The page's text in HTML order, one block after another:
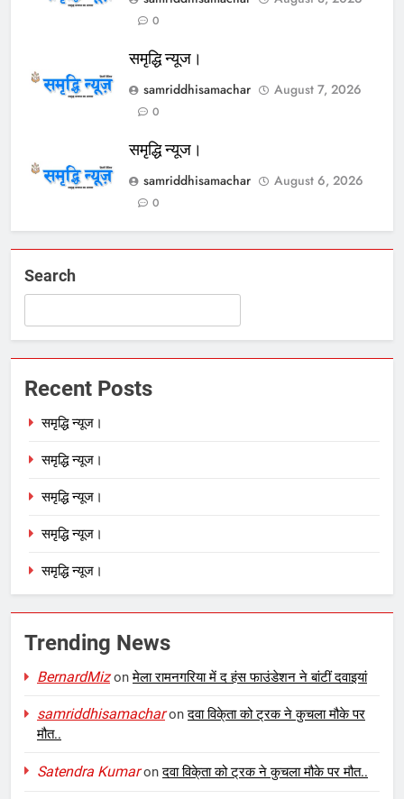
0
समृद्धि न्यूज।
samriddhisamachar
August 7, 2026
0
समृद्धि न्यूज।
samriddhisamachar
August 6, 2026
0
Search
Recent Posts
समृद्धि न्यूज।
समृद्धि न्यूज।
समृद्धि न्यूज।
समृद्धि न्यूज।
समृद्धि न्यूज।
Trending News
BernardMizonमेला रामनगरिया में द हंस फाउंडेशन ने बांटीं दवाइयां
samriddhisamacharonदवा विके्ता को ट्रक ने कुचला मौके पर
मौत..
Satendra Kumaronदवा विके्ता को ट्रक ने कुचला मौके पर मौत..